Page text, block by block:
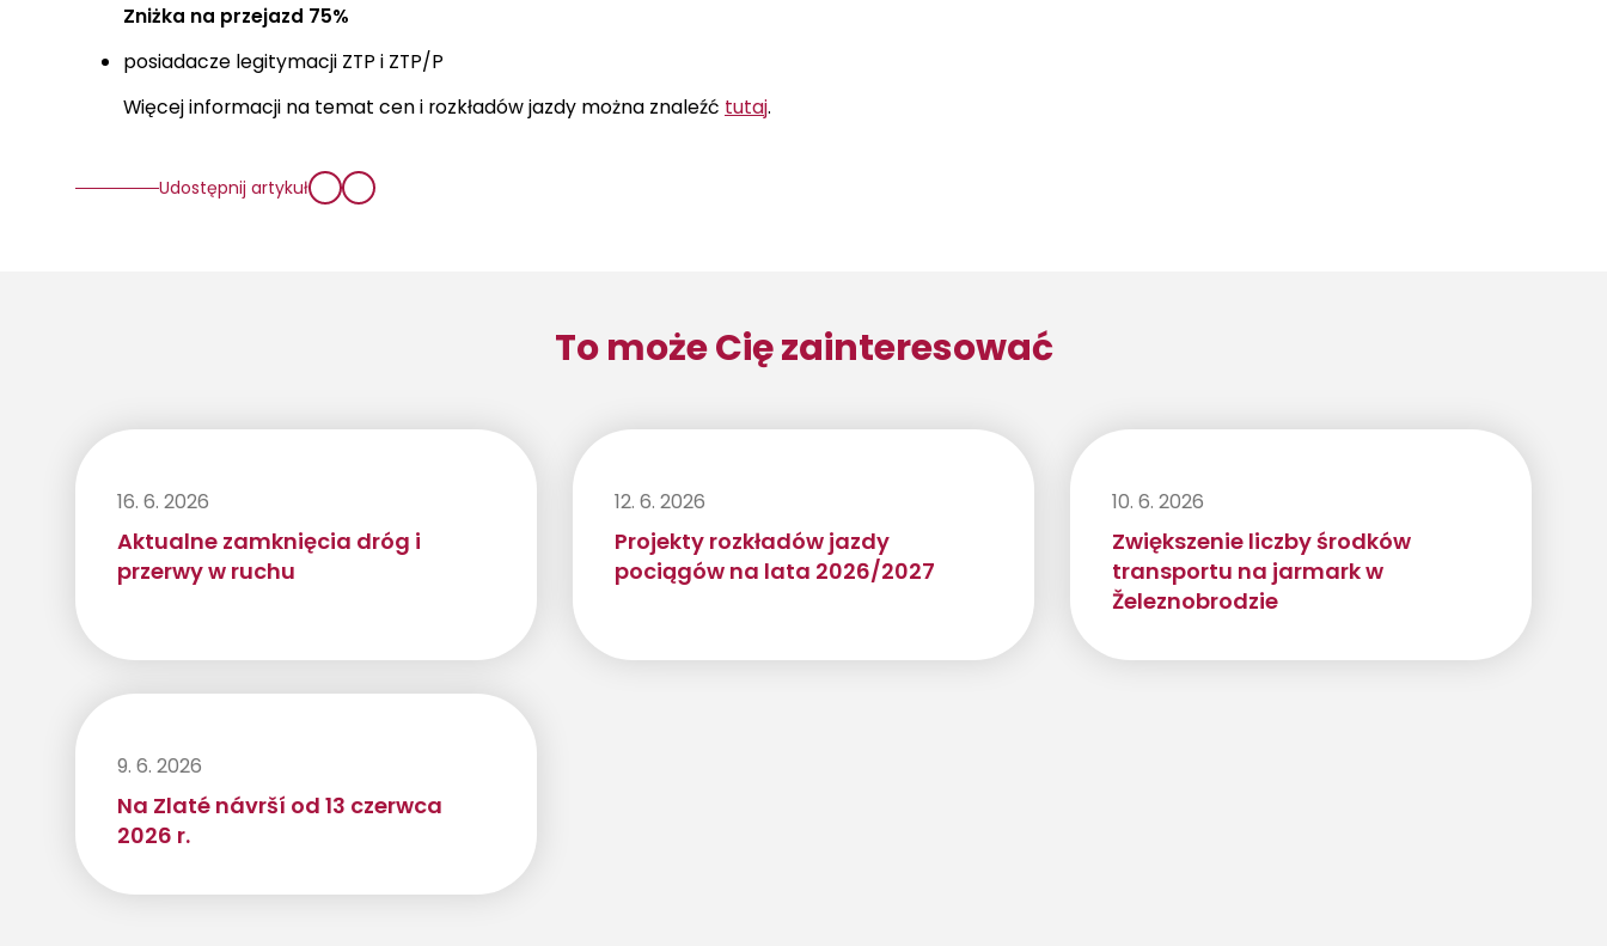
Zniżka na przejazd 75%
posiadacze legitymacji ZTP i ZTP/P
Więcej informacji na temat cen i rozkładów jazdy można znaleźć tutaj.
Udostępnij artykuł
To może Cię zainteresować
16. 6. 2026
Aktualne zamknięcia dróg i
przerwy w ruchu
12. 6. 2026
Projekty rozkładów jazdy
pociągów na lata 2026/2027
10. 6. 2026
Zwiększenie liczby środków
transportu na jarmark w
Železnobrodzie
9. 6. 2026
Na Zlaté návrší od 13 czerwca
2026 r.